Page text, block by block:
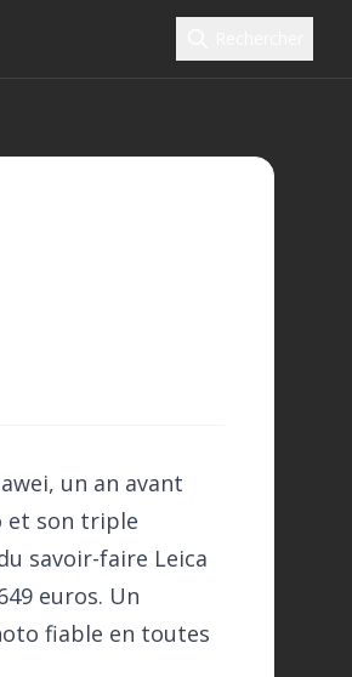
un an avant
et son triple
savoir-faire Leica
euros. Un
fiable en toutes